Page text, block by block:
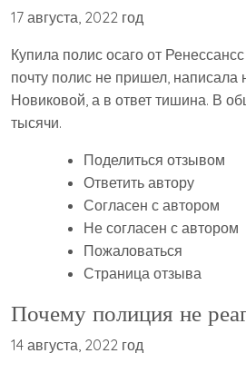
17 августа, 2022 год
Купила полис осаго от
почту полис не пришел, написала
Новиковой, а в ответ тишина. В
тысячи.
Поделиться отзывом
Ответить автору
Согласен с автором
Не согласен с автором
Пожаловаться
Страница отзыва
Почему полиция не
14 августа, 2022 год